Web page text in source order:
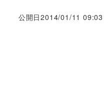
公開日2014/01/11 09:03